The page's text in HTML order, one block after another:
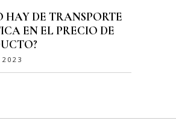
HAY DE TRANSPORTE
EN EL PRECIO DE